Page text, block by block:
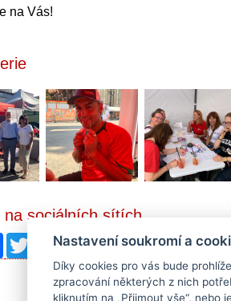
na Vás!
na sociálních sítích
Facebook
TwitterEmailMessenger
GmailLinkedIn
Nastavení soukromí a
Díky cookies pro vás bude
zpracování některých z nich
kliknutím na „Přijmout vše“, nebo